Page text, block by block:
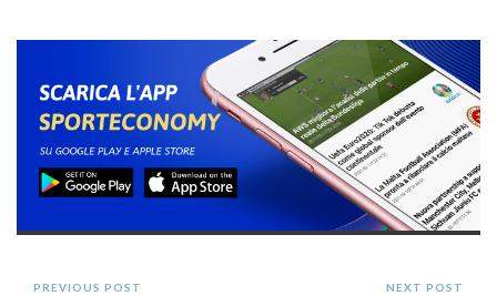
PREVIOUS POST NEXT POST